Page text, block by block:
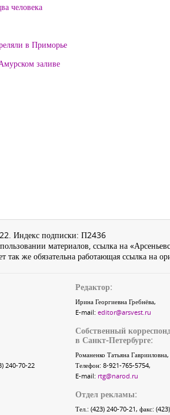
человека
в Приморье
заливе
Индекс подписки: П2436
материалов, ссылка на
так же обязательна работающая ссылка на
240-70-22
Редактор:
Ирина Георгиевна Гребнёва,
E-mail: editor@arsvest.ru
Собственный
в Санкт-Петербурге:
Романенко Татьяна Гаврииловна,
Телефон: 8-921-765-5754,
E-mail: rtg@narod.ru
Отдел рекламы:
Тел.: (423) 240-70-21, факс: